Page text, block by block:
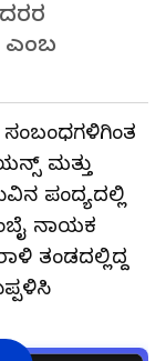
ಎಂಬ
ಮತ್ತು
ಪಂದ್ಯದಲ್ಲಿ
ನಾಯಕ
ತಂಡದಲ್ಲಿದ್ದ